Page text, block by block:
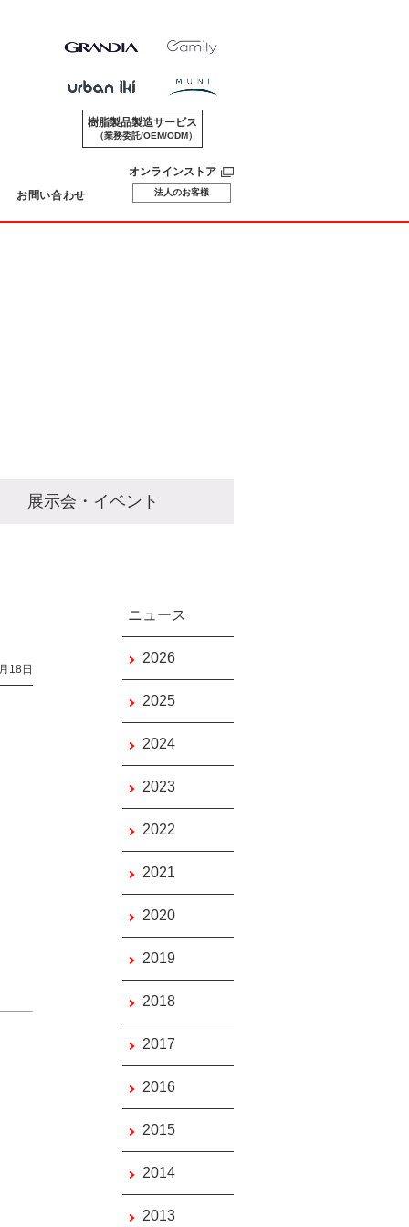
樹脂製品製造サービス
（業務委託/OEM/ODM）
お問い合わせ
オンラインストア
法人のお客様
展示会・イベント
18日
ニュース
2026
2025
2024
2023
2022
2021
2020
2019
2018
2017
2016
2015
2014
2013